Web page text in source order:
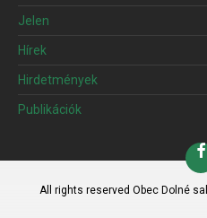
Jelen
Hírek
Hirdetmények
Publikációk
All rights reserved Obec Dolné